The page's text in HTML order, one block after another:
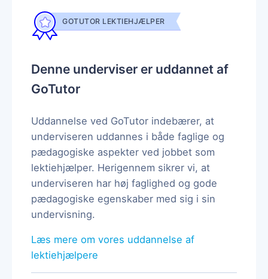
GOTUTOR LEKTIEHJÆLPER
Denne underviser er uddannet af
GoTutor
Uddannelse ved GoTutor indebærer, at
underviseren uddannes i både faglige og
pædagogiske aspekter ved jobbet som
lektiehjælper. Herigennem sikrer vi, at
underviseren har høj faglighed og gode
pædagogiske egenskaber med sig i sin
undervisning.
Læs mere om vores uddannelse af
lektiehjælpere